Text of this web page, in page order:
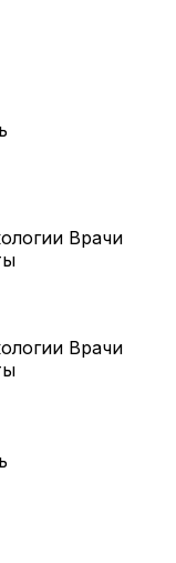
Врачи
Врачи